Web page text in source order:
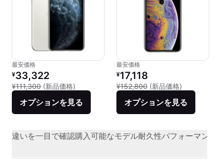
最安価格
リファービッシュ品の価格：
¥33,322
¥111,300 (新品価格) 新品との比較：¥111,300
オプションを見る
最安価格
リファービッシュ品の価格：
¥17,118
¥152,800 (新品価格)
オプションを見る
違いを一目で確認購入可能なモデル耐久性パフォーマンス